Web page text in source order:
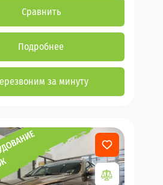
Сравнить
Подробнее
за минуту